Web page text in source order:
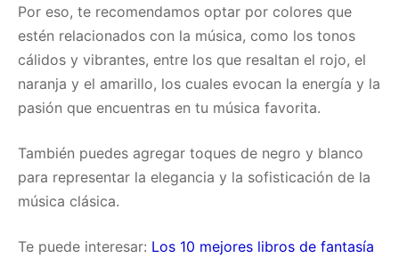
Por eso, te recomendamos optar por colores que
estén relacionados con la música, como los tonos
cálidos y vibrantes, entre los que resaltan el rojo, el
naranja y el amarillo, los cuales evocan la energía y la
pasión que encuentras en tu música favorita.
También puedes agregar toques de negro y blanco
para representar la elegancia y la sofisticación de la
música clásica.
Te puede interesar: Los 10 mejores libros de fantasía